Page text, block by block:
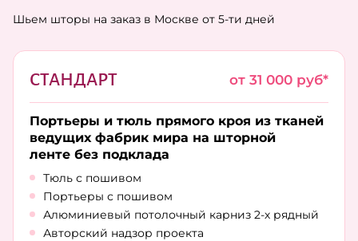
Шьем шторы на заказ в Москве от 5-ти дней
СТАНДАРТ от 31 000 руб*
Портьеры и тюль прямого кроя из тканей
ведущих фабрик мира на шторной
ленте без подклада
Тюль с пошивом
Портьеры с пошивом
Алюминиевый потолочный карниз 2-х рядный
Авторский надзор проекта